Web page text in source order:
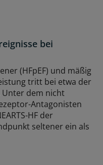
bei
(HFpEF) und mäßig
tritt bei etwa der
Unter dem nicht
Antagonisten
HF der
seltener ein als